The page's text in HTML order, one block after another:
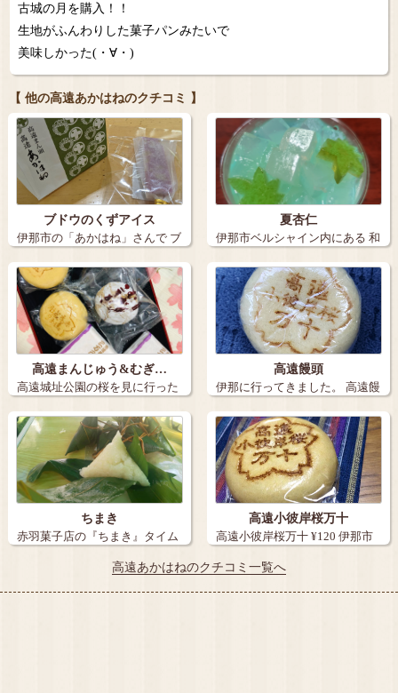
古城の月を購入！！
生地がふんわりした菓子パンみたいで
美味しかった(⁠・⁠∀⁠・⁠)
【 他の高遠あかはねのクチコミ 】
ブドウのくずアイス
伊那市の「あかはね」さんで ブ
ドウのく…
夏杏仁
伊那市ベルシャイン内にある 和
菓子屋「…
高遠まんじゅう&むぎ…
高遠城址公園の桜を見に行った
ので、お土産…
高遠饅頭
伊那に行ってきました。 高遠饅
頭です。…
ちまき
赤羽菓子店の『ちまき』タイム
高遠小彼岸桜万十
高遠小彼岸桜万十 ¥120 伊那市
高遠あかはねのクチコミ一覧へ